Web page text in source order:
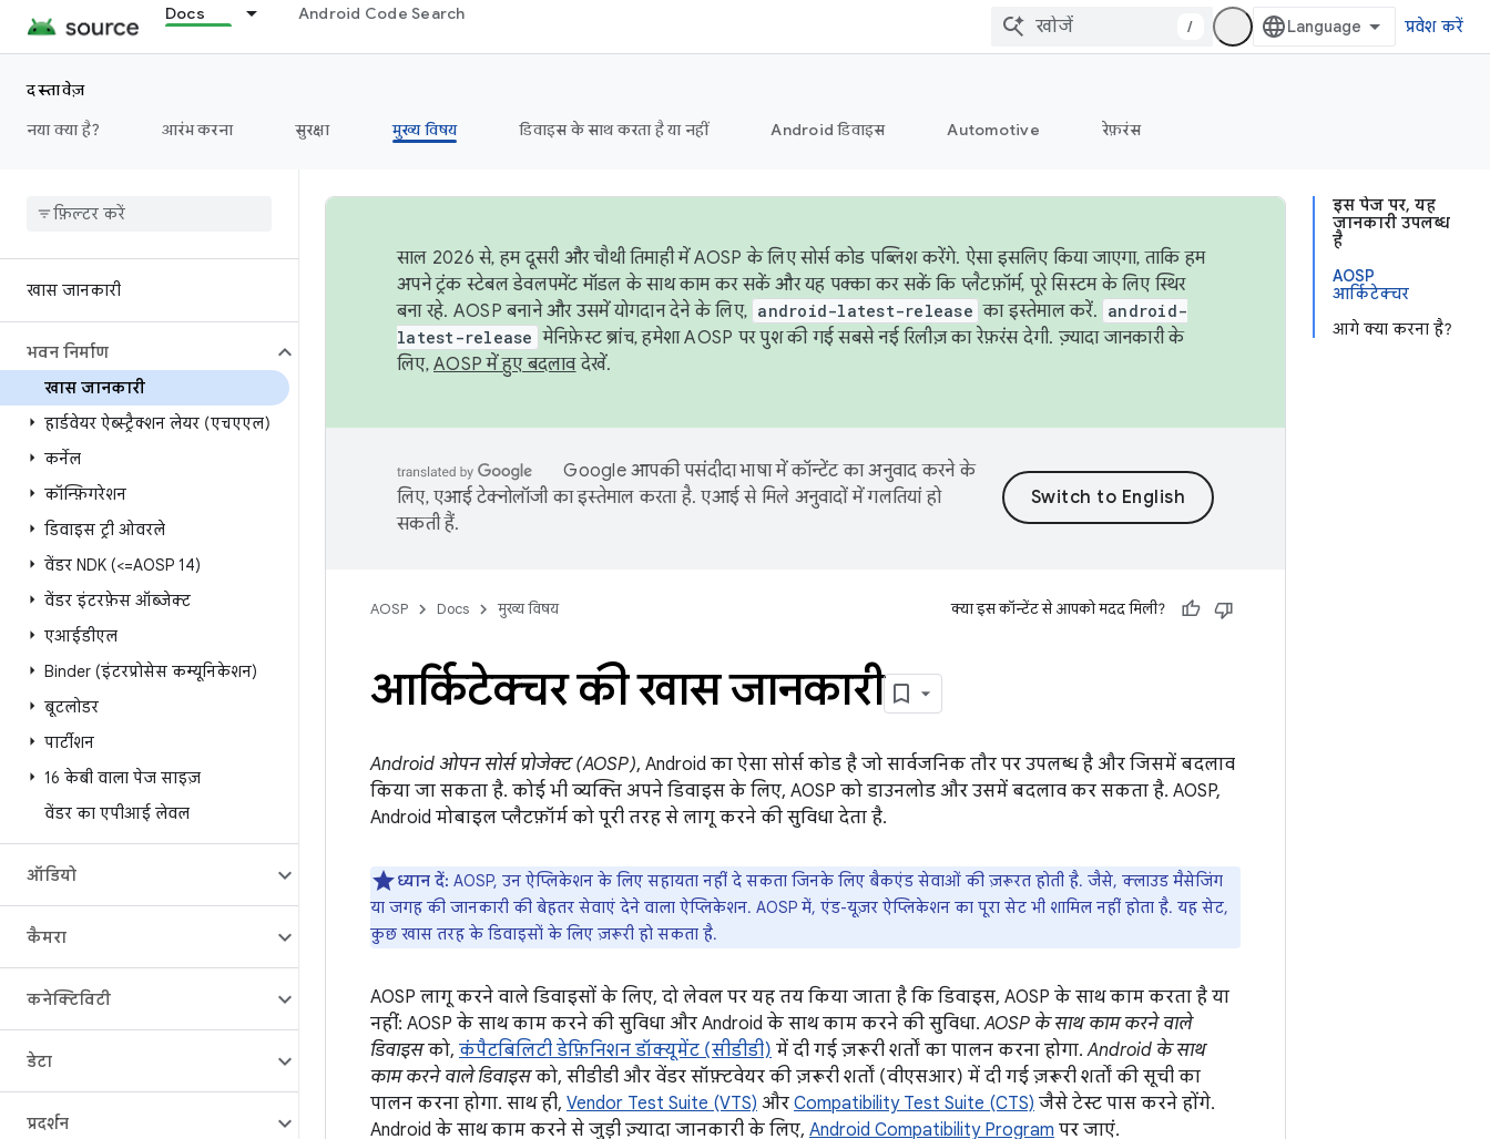
Docs Android Code Search
/ प्रवेश करें
दस्तावेज़
नया क्या है?
आरंभ करना सुरक्षा मुख्य विषय डिवाइस के साथ करता है या नहीं Android डिवाइस Automotive रेफ़रंस
खास जानकारी
भवन निर्माण
खास जानकारी
हार्डवेयर ऐब्स्ट्रैक्शन लेयर (एचएएल)
कर्नेल
कॉन्फ़िगरेशन
डिवाइस ट्री ओवरले
वेंडर NDK (<=AOSP 14)
वेंडर इंटरफ़ेस ऑब्जेक्ट
एआईडीएल
Binder (इंटरप्रोसेस कम्यूनिकेशन)
बूटलोडर
पार्टीशन
16 केबी वाला पेज साइज़
वेंडर का एपीआई लेवल
ऑडियो
कैमरा
कनेक्टिविटी
डेटा
प्रदर्शन
इस पेज पर, यह
जानकारी उपलब्ध
है
AOSP
आर्किटेक्चर
आगे क्या करना है?
साल 2026 से, हम दूसरी और चौथी तिमाही में AOSP के लिए सोर्स कोड पब्लिश करेंगे. ऐसा इसलिए किया जाएगा, ताकि हम
अपने ट्रंक स्टेबल डेवलपमेंट मॉडल के साथ काम कर सकें और यह पक्का कर सकें कि प्लैटफ़ॉर्म, पूरे सिस्टम के लिए स्थिर
बना रहे. AOSP बनाने और उसमें योगदान देने के लिए, android-latest-release का इस्तेमाल करें. android-
latest-release मेनिफ़ेस्ट ब्रांच, हमेशा AOSP पर पुश की गई सबसे नई रिलीज़ का रेफ़रंस देगी. ज़्यादा जानकारी के
लिए, AOSP में हुए बदलावदेखें.
Google आपकी पसंदीदा भाषा में कॉन्टेंट का अनुवाद करने के
लिए, एआई टेक्नोलॉजी का इस्तेमाल करता है. एआई से मिले अनुवादों में गलतियां हो
सकती हैं.
AOSP Docs मुख्य विषय क्या इस कॉन्टेंट से आपको मदद मिली?
आर्किटेक्चर की खास जानकारी
Android ओपन सोर्स प्रोजेक्ट (AOSP), Android का ऐसा सोर्स कोड है जो सार्वजनिक तौर पर उपलब्ध है और जिसमें बदलाव
किया जा सकता है. कोई भी व्यक्ति अपने डिवाइस के लिए, AOSP को डाउनलोड और उसमें बदलाव कर सकता है. AOSP,
Android मोबाइल प्लैटफ़ॉर्म को पूरी तरह से लागू करने की सुविधा देता है.
ध्यान दें: AOSP, उन ऐप्लिकेशन के लिए सहायता नहीं दे सकता जिनके लिए बैकएंड सेवाओं की ज़रूरत होती है. जैसे, क्लाउड मैसेजिंग
या जगह की जानकारी की बेहतर सेवाएं देने वाला ऐप्लिकेशन. AOSP में, एंड-यूज़र ऐप्लिकेशन का पूरा सेट भी शामिल नहीं होता है. यह सेट,
कुछ खास तरह के डिवाइसों के लिए ज़रूरी हो सकता है.
AOSP लागू करने वाले डिवाइसों के लिए, दो लेवल पर यह तय किया जाता है कि डिवाइस, AOSP के साथ काम करता है या
नहीं: AOSP के साथ काम करने की सुविधा और Android के साथ काम करने की सुविधा.AOSP के साथ काम करने वाले
डिवाइसको, कंपैटबिलिटी डेफ़िनिशन डॉक्यूमेंट (सीडीडी) में दी गई ज़रूरी शर्तों का पालन करना होगा.Android के साथ
काम करने वाले डिवाइसको, सीडीडी और वेंडर सॉफ़्टवेयर की ज़रूरी शर्तों (वीएसआर) में दी गई ज़रूरी शर्तों की सूची का
पालन करना होगा. साथ ही, Vendor Test Suite (VTS) और Compatibility Test Suite (CTS) जैसे टेस्ट पास करने होंगे.
Android के साथ काम करने से जुड़ी ज़्यादा जानकारी के लिए, Android Compatibility Program पर जाएं.